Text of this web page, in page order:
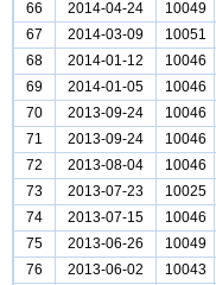
66
2014-04-24 10049
67
2014-03-09 10051
68
2014-01-12 10046
69
2014-01-05 10046
70
2013-09-24 10046
71
2013-09-24 10046
72
2013-08-04 10046
73
2013-07-23 10025
74
2013-07-15 10046
75
2013-06-26 10049
76
2013-06-02 10043